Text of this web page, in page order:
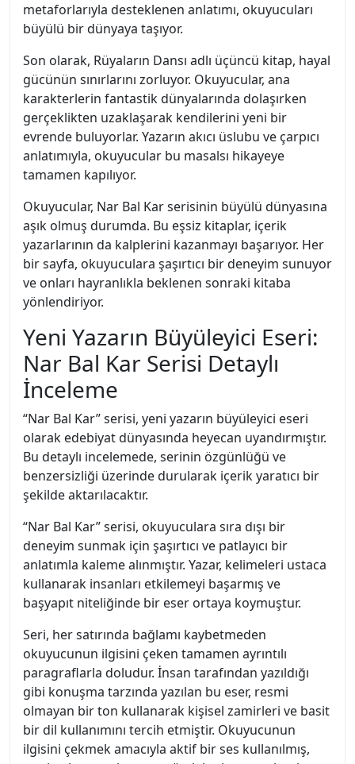
metaforlarıyla desteklenen anlatımı, okuyucuları
büyülü bir dünyaya taşıyor.
Son olarak, Rüyaların Dansı adlı üçüncü kitap, hayal
gücünün sınırlarını zorluyor. Okuyucular, ana
karakterlerin fantastik dünyalarında dolaşırken
gerçeklikten uzaklaşarak kendilerini yeni bir
evrende buluyorlar. Yazarın akıcı üslubu ve çarpıcı
anlatımıyla, okuyucular bu masalsı hikayeye
tamamen kapılıyor.
Okuyucular, Nar Bal Kar serisinin büyülü dünyasına
aşık olmuş durumda. Bu eşsiz kitaplar, içerik
yazarlarının da kalplerini kazanmayı başarıyor. Her
bir sayfa, okuyuculara şaşırtıcı bir deneyim sunuyor
ve onları hayranlıkla beklenen sonraki kitaba
yönlendiriyor.
Yeni Yazarın Büyüleyici Eseri:
Nar Bal Kar Serisi Detaylı
İnceleme
“Nar Bal Kar” serisi, yeni yazarın büyüleyici eseri
olarak edebiyat dünyasında heyecan uyandırmıştır.
Bu detaylı incelemede, serinin özgünlüğü ve
benzersizliği üzerinde durularak içerik yaratıcı bir
şekilde aktarılacaktır.
“Nar Bal Kar” serisi, okuyuculara sıra dışı bir
deneyim sunmak için şaşırtıcı ve patlayıcı bir
anlatımla kaleme alınmıştır. Yazar, kelimeleri ustaca
kullanarak insanları etkilemeyi başarmış ve
başyapıt niteliğinde bir eser ortaya koymuştur.
Seri, her satırında bağlamı kaybetmeden
okuyucunun ilgisini çeken tamamen ayrıntılı
paragraflarla doludur. İnsan tarafından yazıldığı
gibi konuşma tarzında yazılan bu eser, resmi
olmayan bir ton kullanarak kişisel zamirleri ve basit
bir dil kullanımını tercih etmiştir. Okuyucunun
ilgisini çekmek amacıyla aktif bir ses kullanılmış,